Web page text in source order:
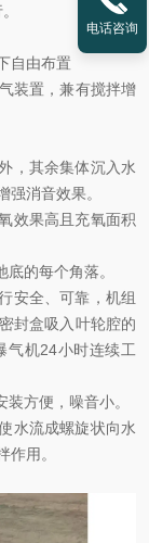
自由布置
装置，兼有搅拌增
，其余集体沉入水
消音效果。
效果高且充氧面积
的每个角落。
安全、可靠，机组
封盒吸入叶轮腔的
气机24小时连续工
方便，噪音小。
水流成螺旋状向水
用。
电话咨询